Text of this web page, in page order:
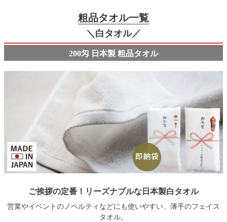
粗品タオル一覧
＼白タオル／
200匁 日本製 粗品タオル
ご挨拶の定番！リーズナブルな日本製白タオル
営業やイベントのノベルティなどにも使いやすい、薄手のフェイス
タオル。